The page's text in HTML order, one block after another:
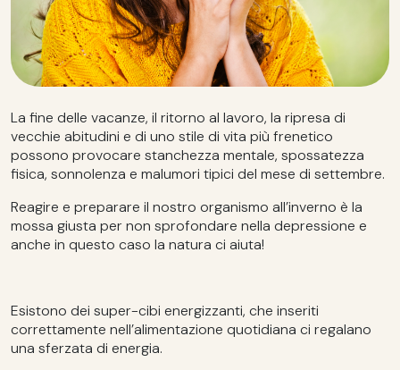
La fine delle vacanze, il ritorno al lavoro, la ripresa di
vecchie abitudini e di uno stile di vita più frenetico
possono provocare stanchezza mentale, spossatezza
fisica, sonnolenza e malumori tipici del mese di settembre.
Reagire e preparare il nostro organismo all’inverno è la
mossa giusta per non sprofondare nella depressione e
anche in questo caso la natura ci aiuta!
Esistono dei super-cibi energizzanti, che inseriti
correttamente nell’alimentazione quotidiana ci regalano
una sferzata di energia.